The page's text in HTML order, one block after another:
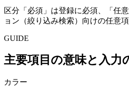
区分「必須」は登録に必須、「任
ョン（絞り込み検索）向けの任意項
GUIDE
主要項目の意味と入力
カラー